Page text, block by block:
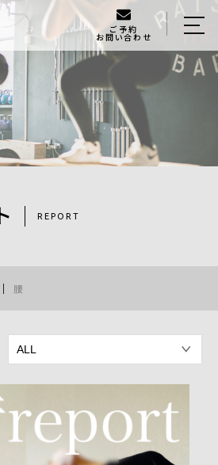
ご予約
お問い合わせ
REPORT
腰
ホーム
ジムについて
メニュー
施術レポート
約【直接施術用】
団オンラインレッスン用】
ンラインレッスン用】